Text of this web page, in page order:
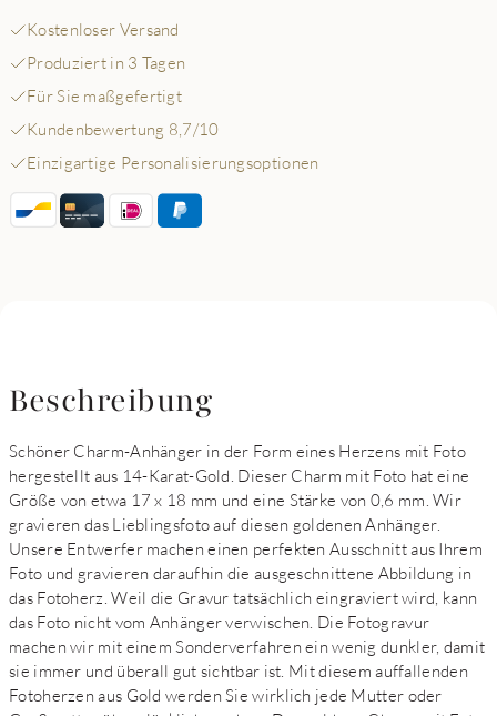
Kostenloser Versand
Produziert in 3 Tagen
Für Sie maßgefertigt
Kundenbewertung 8,7/10
Einzigartige Personalisierungsoptionen
Beschreibung
Schöner Charm-Anhänger in der Form eines Herzens mit Foto
hergestellt aus 14-Karat-Gold. Dieser Charm mit Foto hat eine
Größe von etwa 17 x 18 mm und eine Stärke von 0,6 mm. Wir
gravieren das Lieblingsfoto auf diesen goldenen Anhänger.
Unsere Entwerfer machen einen perfekten Ausschnitt aus Ihrem
Foto und gravieren daraufhin die ausgeschnittene Abbildung in
das Fotoherz. Weil die Gravur tatsächlich eingraviert wird, kann
das Foto nicht vom Anhänger verwischen. Die Fotogravur
machen wir mit einem Sonderverfahren ein wenig dunkler, damit
sie immer und überall gut sichtbar ist. Mit diesem auffallenden
Fotoherzen aus Gold werden Sie wirklich jede Mutter oder